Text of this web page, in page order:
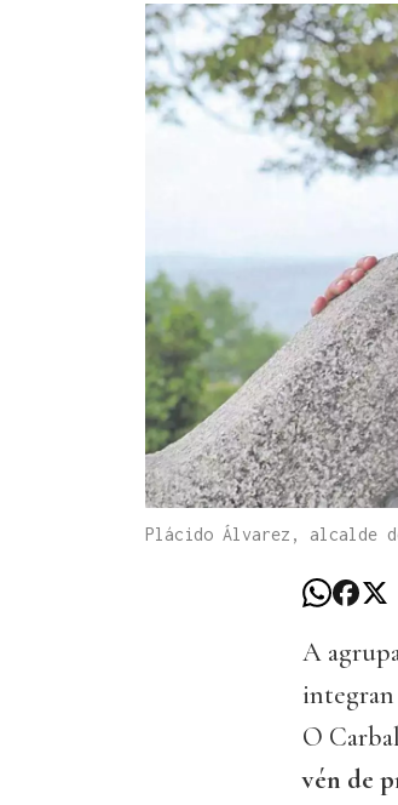
Plácido Álvarez, alcalde
A
integran
O
vén de